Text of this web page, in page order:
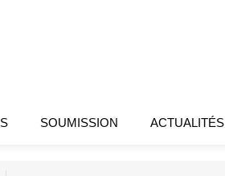
SOUMISSION ACTUALITÉS